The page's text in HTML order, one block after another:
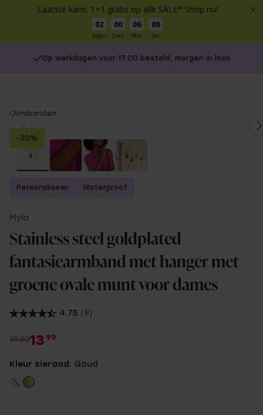
Laatste kans: 1+1 gratis op alle SALE* Shop nu!
02
Dagen
00
Uren
06
Min
08
Sec
Op werkdagen voor 17:00 besteld, morgen in huis
You
are
here:
Armbanden
-30%
Personaliseer Waterproof
Myla
Stainless steel goldplated
fantasiearmband met hanger met
groene ovale munt voor dames
4.75 (8)
19.9913 99
Kleur sieraad: Goud